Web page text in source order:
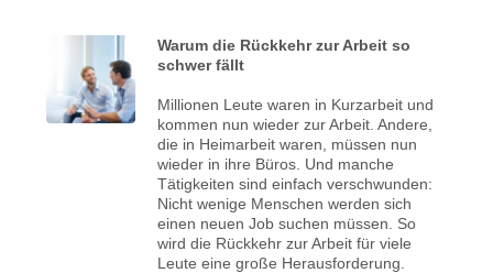
Warum die Rückkehr zur Arbeit so
schwer fällt
Millionen Leute waren in Kurzarbeit und
kommen nun wieder zur Arbeit. Andere,
die in Heimarbeit waren, müssen nun
wieder in ihre Büros. Und manche
Tätigkeiten sind einfach verschwunden:
Nicht wenige Menschen werden sich
einen neuen Job suchen müssen. So
wird die Rückkehr zur Arbeit für viele
Leute eine große Herausforderung.